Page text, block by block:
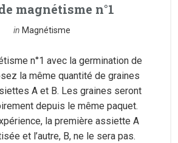
magnétisme n°1
in Magnétisme
n°1 avec la germination de
la même quantité de graines
A et B. Les graines seront
depuis le même paquet.
la première assiette A
et l’autre, B, ne le sera pas.